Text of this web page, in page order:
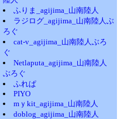
ふりま_agijima_山南陸人
ラジログ_agijima_山南陸人ぶ
ろぐ
cat-v_agijima_山南陸人ぶろ
ぐ
Netlaputa_agijima_山南陸人
ぶろぐ
ふれぱ
PIYO
mｙkit_agijima_山南陸人
doblog_agijima_山南陸人